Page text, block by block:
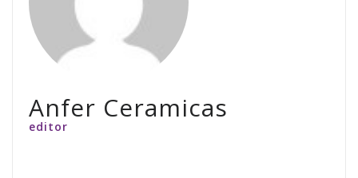
Anfer Ceramicas
editor